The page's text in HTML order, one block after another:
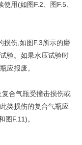
用(如图F.2、图F.5、
损伤,如图F.3所示的磨
验。如果水压试验时
应报废。
合气瓶受撞击损伤或
类损伤的复合气瓶应
图F.11)。